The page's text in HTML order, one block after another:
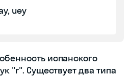
uey
испанского
"r". Существует два типа